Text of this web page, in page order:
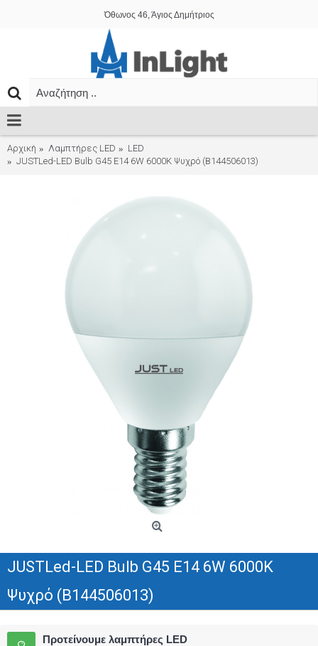
Όθωνος 46, Άγιος Δημήτριος
Αρχική Λαμπτήρες LED
LED
JUSTLed-LED Bulb G45 E14 6W 6000K Ψυχρό (B144506013)
JUSTLed-LED Bulb G45 E14 6W 6000K
Ψυχρό (B144506013)
Προτείνουμε λαμπτήρες LED